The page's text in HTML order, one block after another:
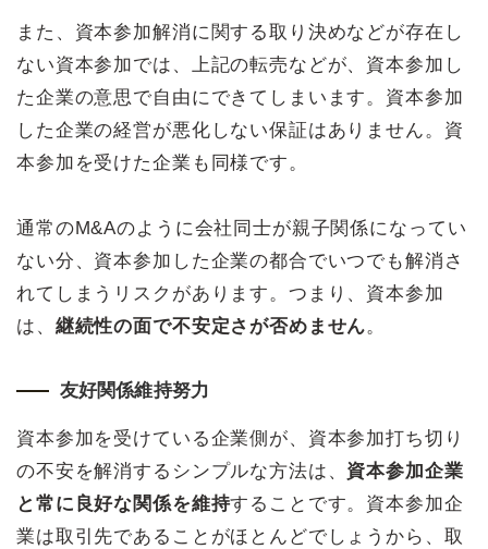
また、資本参加解消に関する取り決めなどが存在し
ない資本参加では、上記の転売などが、資本参加し
た企業の意思で自由にできてしまいます。資本参加
した企業の経営が悪化しない保証はありません。資
本参加を受けた企業も同様です。
通常のM&Aのように会社同士が親子関係になってい
ない分、資本参加した企業の都合でいつでも解消さ
れてしまうリスクがあります。つまり、資本参加
は、 継続性の面で不安定さが否めません。
友好関係維持努力
資本参加を受けている企業側が、資本参加打ち切り
の不安を解消するシンプルな方法は、 資本参加企業
と常に良好な関係を維持することです。資本参加企
業は取引先であることがほとんどでしょうから、取